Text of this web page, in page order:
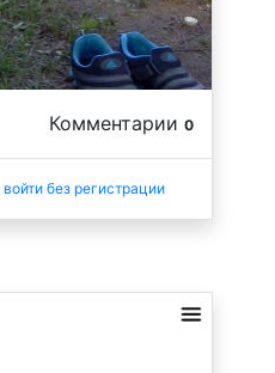
Комментарии 0
войти без регистрации